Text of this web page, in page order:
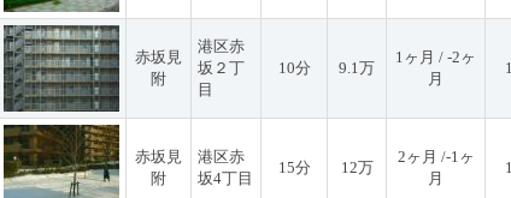
赤坂見
附
港区赤
坂２丁
目
10分 9.1万
1ヶ月 / -2ヶ
月
赤坂見
附
港区赤
坂4丁目
15分 12万
2ヶ月 /-1ヶ
月